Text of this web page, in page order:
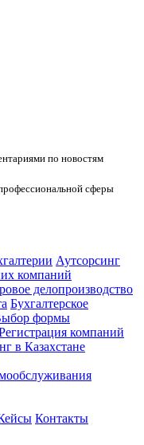
по новостям
сферы
Аутсорсинг
компаний
делопроизводство
Бухгалтерское
формы
компаний
в Казахстане
Контакты